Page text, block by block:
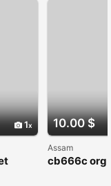
1 10.00 $
Assam
cb666c org